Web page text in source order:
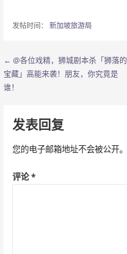
发帖时间： 新加坡旅游局
文
章
航
← @各位戏精，狮城剧本杀「狮落的
宝藏」高能来袭！朋友，你究竟是
谁！
发表回复
您的电子邮箱地址不会被公开。
评论*